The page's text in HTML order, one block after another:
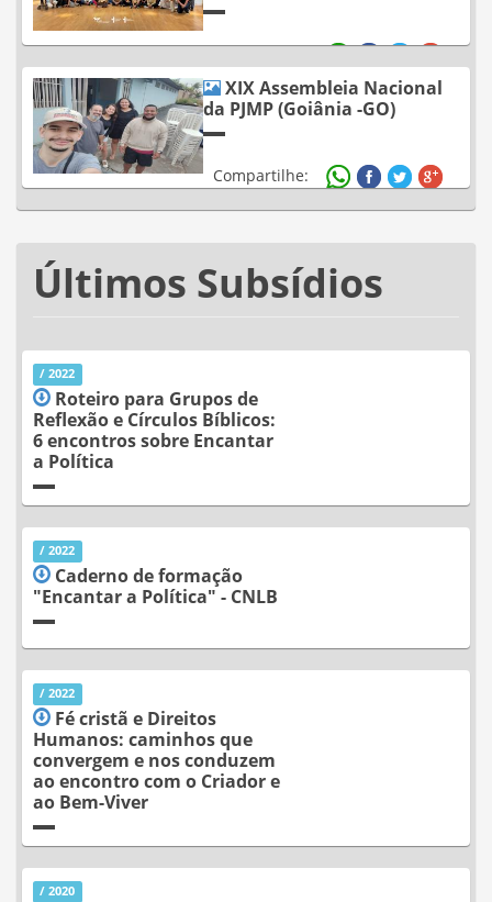
Compartilhe:
XIX Assembleia Nacional
da PJMP (Goiânia -GO)
Compartilhe:
Últimos Subsídios
/ 2022
Roteiro para Grupos de
Reflexão e Círculos Bíblicos:
6 encontros sobre Encantar
a Política
/ 2022
Caderno de formação
"Encantar a Política" - CNLB
/ 2022
Fé cristã e Direitos
Humanos: caminhos que
convergem e nos conduzem
ao encontro com o Criador e
ao Bem-Viver
/ 2020